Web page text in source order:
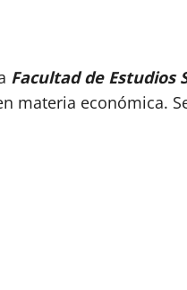
Facultad de Estudios
materia económica.